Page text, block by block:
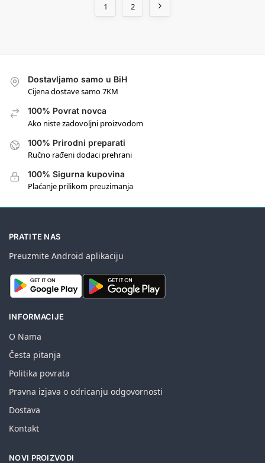
1 2
Dostavljamo samo u BiH
Cijena dostave samo 7KM
100% Povrat novca
Ako niste zadovoljni proizvodom
100% Prirodni preparati
Ručno rađeni dodaci prehrani
100% Sigurna kupovina
Plaćanje prilikom preuzimanja
PRATITE NAS
Preuzmite Android aplikaciju
INFORMACIJE
O Nama
Česta pitanja
Politika povrata
Pravna izjava o odricanju odgovornosti
Dostava
Kontakt
NOVI PROIZVODI